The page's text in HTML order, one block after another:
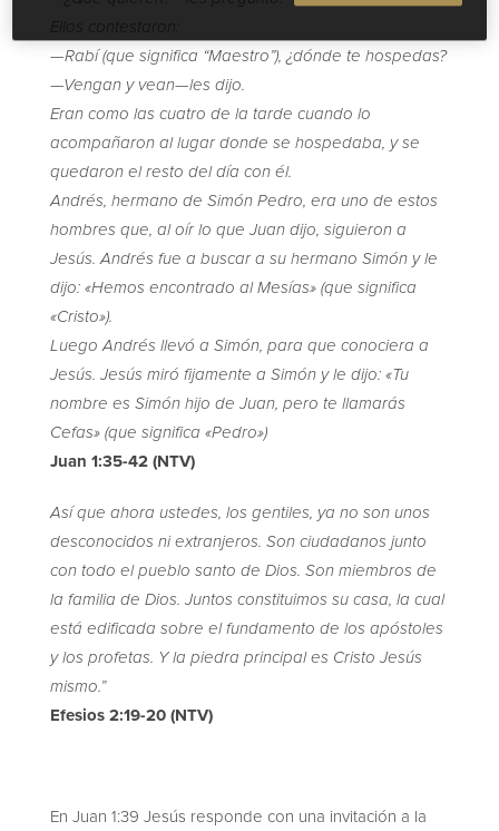
Ellos contestaron:
—Rabí (que significa “Maestro”), ¿dónde te hospedas?
—Vengan y vean—les dijo.
Eran como las cuatro de la tarde cuando lo
acompañaron al lugar donde se hospedaba, y se
quedaron el resto del día con él.
Andrés, hermano de Simón Pedro, era uno de estos
hombres que, al oír lo que Juan dijo, siguieron a
Jesús. Andrés fue a buscar a su hermano Simón y le
dijo: «Hemos encontrado al Mesías» (que significa
«Cristo»).
Luego Andrés llevó a Simón, para que conociera a
Jesús. Jesús miró fijamente a Simón y le dijo: «Tu
nombre es Simón hijo de Juan, pero te llamarás
Cefas» (que significa «Pedro»)
Juan 1:35-42 (NTV)
Así que ahora ustedes, los gentiles, ya no son unos
desconocidos ni extranjeros. Son ciudadanos junto
con todo el pueblo santo de Dios. Son miembros de
la familia de Dios. Juntos constituimos su casa, la cual
está edificada sobre el fundamento de los apóstoles
y los profetas. Y la piedra principal es Cristo Jesús
mismo.”
Efesios 2:19-20 (NTV)
En Juan 1:39 Jesús responde con una invitación a la